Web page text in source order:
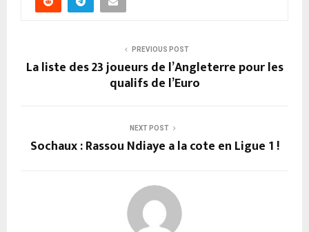
PREVIOUS POST
La liste des 23 joueurs de l’Angleterre pour les
qualifs de l’Euro
NEXT POST
Sochaux : Rassou Ndiaye a la cote en Ligue 1 !